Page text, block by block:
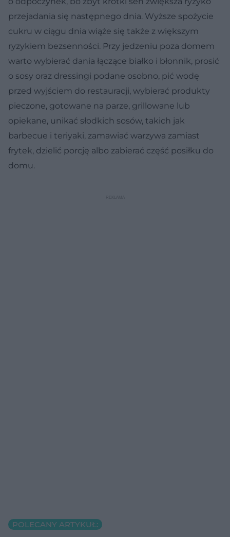
przejadania się następnego dnia. Wyższe spożycie
cukru w ciągu dnia wiąże się także z większym
ryzykiem bezsenności. Przy jedzeniu poza domem
warto wybierać dania łączące białko i błonnik, prosić
o sosy oraz dressingi podane osobno, pić wodę
przed wyjściem do restauracji, wybierać produkty
pieczone, gotowane na parze, grillowane lub
opiekane, unikać słodkich sosów, takich jak
barbecue i teriyaki, zamawiać warzywa zamiast
frytek, dzielić porcję albo zabierać część posiłku do
domu.
POLECANY ARTYKUŁ: